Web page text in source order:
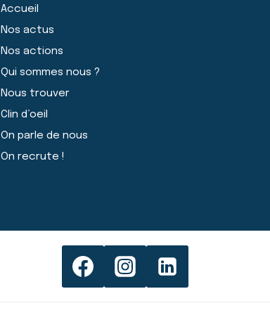
Accueil
Nos actus
Nos actions
Qui sommes nous ?
Nous trouver
Clin d’oeil
On parle de nous
On recrute !